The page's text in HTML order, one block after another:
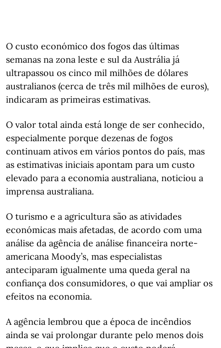
O custo económico dos fogos das últimas
semanas na zona leste e sul da Austrália já
ultrapassou os cinco mil milhões de dólares
australianos (cerca de três mil milhões de euros),
indicaram as primeiras estimativas.
O valor total ainda está longe de ser conhecido,
especialmente porque dezenas de fogos
continuam ativos em vários pontos do país, mas
as estimativas iniciais apontam para um custo
elevado para a economia australiana, noticiou a
imprensa australiana.
O turismo e a agricultura são as atividades
económicas mais afetadas, de acordo com uma
análise da agência de análise financeira norte-
americana Moody’s, mas especialistas
anteciparam igualmente uma queda geral na
confiança dos consumidores, o que vai ampliar os
efeitos na economia.
A agência lembrou que a época de incêndios
ainda se vai prolongar durante pelo menos dois